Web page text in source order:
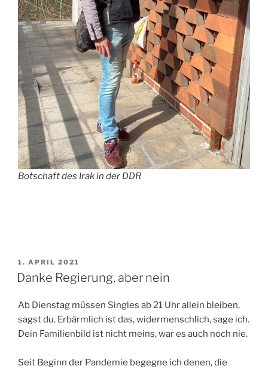
Botschaft des Irak in der DDR
VERÖFFENTLICHT
AM
1. APRIL 2021
Danke Regierung, aber nein
Ab Dienstag müssen Singles ab 21 Uhr allein bleiben,
sagst du. Erbärmlich ist das, widermenschlich, sage ich.
Dein Familienbild ist nicht meins, war es auch noch nie.
Seit Beginn der Pandemie begegne ich denen, die